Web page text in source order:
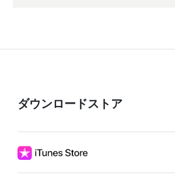
ダウンロードストア